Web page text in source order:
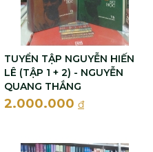
TUYỂN TẬP NGUYỄN HIẾN
LÊ (TẬP 1 + 2) - NGUYỄN
QUANG THẮNG
2.000.000 đ